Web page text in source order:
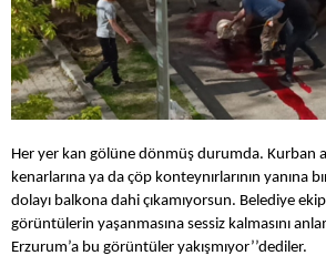
Her yer kan gölüne dönmüş durumda. Kurban
kenarlarına ya da çöp konteynırlarının yanına
dolayı balkona dahi çıkamıyorsun. Belediye
görüntülerin yaşanmasına sessiz kalmasını
Erzurum’a bu görüntüler yakışmıyor’’dediler.